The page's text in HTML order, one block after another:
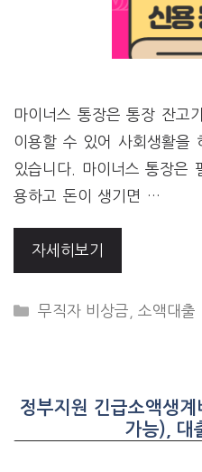
마이너스 통장은 통장 잔고
이용할 수 있어 사회생활을
있습니다. 마이너스 통장은
용하고 돈이 생기면 …
자세히보기
CATEGORIES
무직자 비상금 소액대출
정부지원 긴급소액생
가능), 대